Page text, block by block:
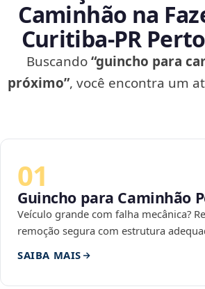
Caminhão na
Curitiba‑PR
Buscando“guincho para
próximo”, você encontra um
01
Guincho para Caminhão
Veículo grande com falha mecânica?
remoção segura com estrutura
SAIBA MAIS